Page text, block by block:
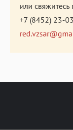
или
+7 (8452) 23-